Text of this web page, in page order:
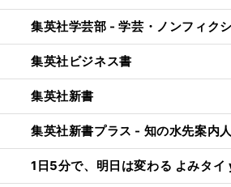
集英社学芸部 - 学芸・ノンフィク
集英社ビジネス書
集英社新書
集英社新書プラス - 知の水先案内人
1日5分で、明日は変わる よみタ